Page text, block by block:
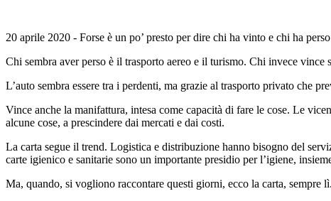
20 aprile 2020 - Forse è un po’ presto per dire chi ha vinto e chi ha
Chi sembra aver perso è il trasporto aereo e il turismo. Chi invece
L’auto sembra essere tra i perdenti, ma grazie al trasporto privato che
Vince anche la manifattura, intesa come capacità di fare le cose. Le
alcune cose, a prescindere dai mercati e dai costi.
La carta segue il trend. Logistica e distribuzione hanno bisogno del
carte igienico e sanitarie sono un importante presidio per l’igiene,
Ma, quando, si vogliono raccontare questi giorni, ecco la carta, sempre lì.